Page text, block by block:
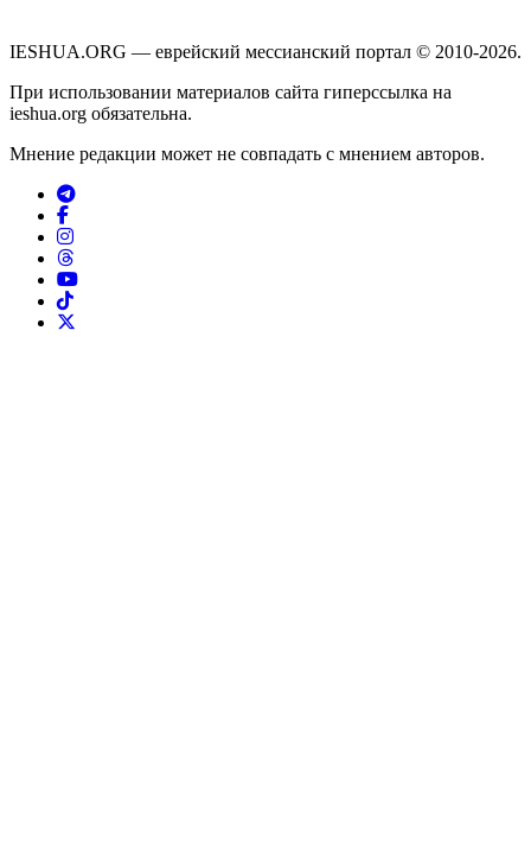
IESHUA.ORG — еврейский мессианский портал © 2010-2026.
При использовании материалов сайта гиперссылка на
ieshua.org обязательна.
Мнение редакции может не совпадать с мнением авторов.